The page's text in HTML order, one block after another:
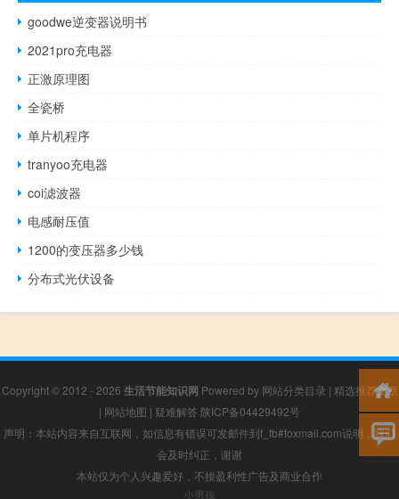
goodwe逆变器说明书
2021pro充电器
正激原理图
全瓷桥
单片机程序
tranyoo充电器
coi滤波器
电感耐压值
1200的变压器多少钱
分布式光伏设备
Copyright © 2012 - 2026 生活节能知识网 Powered by 网站分类目录 | 精选推荐文章
| 网站地图 | 疑难解答 陕ICP备04429492号
声明：本站内容来自互联网，如信息有错误可发邮件到f_fb#foxmail.com说明，我们
会及时纠正，谢谢
本站仅为个人兴趣爱好，不接盈利性广告及商业合作
小男孩